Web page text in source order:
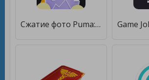
Сжатие фото Puma: КБ, МБ, разрешение, качество [Premium]